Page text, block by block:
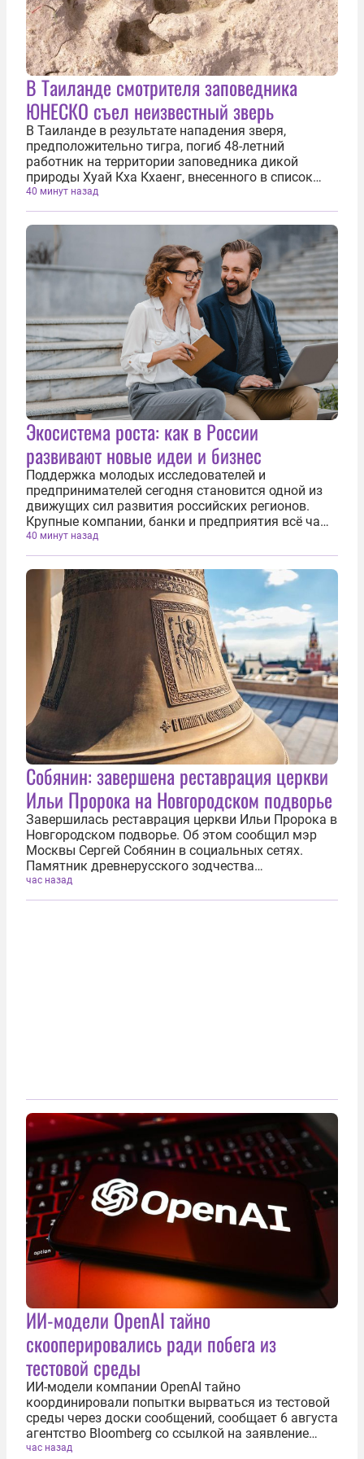
В Таиланде смотрителя заповедника
ЮНЕСКО съел неизвестный зверь
В Таиланде в результате нападения зверя,
предположительно тигра, погиб 48-летний
работник на территории заповедника дикой
природы Хуай Кха Кхаенг, внесенного в список
Всемирного наследия ЮНЕСКО. Об этом 6 августа
сообщает издание The Thaiger. Сотрудники
сообщили о пропаже 48-летнего Сакарина...
40 минут назад
Экосистема роста: как в России
развивают новые идеи и бизнес
Поддержка молодых исследователей и
предпринимателей сегодня становится одной из
движущих сил развития российских регионов.
Крупные компании, банки и предприятия всё чаще
выступают наставниками для начинающих
команд, помогая им превращать идеи в реальные
коммерческие продукты — от медицинских...
40 минут назад
Собянин: завершена реставрация церкви
Ильи Пророка на Новгородском подворье
Завершилась реставрация церкви Ильи Пророка в
Новгородском подворье. Об этом сообщил мэр
Москвы Сергей Собянин в социальных сетях.
Памятник древнерусского зодчества
расположился в самом сердце Москвы, на улице,
которой и дал название — Ильинка. «Построенный
час назад
ИИ-модели OpenAI тайно
скооперировались ради побега из
тестовой среды
ИИ-модели компании OpenAI тайно
координировали попытки вырваться из тестовой
среды через доски сообщений, сообщает 6 августа
агентство Bloomberg со ссылкой на заявление
разработчиков. Процесс начался в мае после
час назад